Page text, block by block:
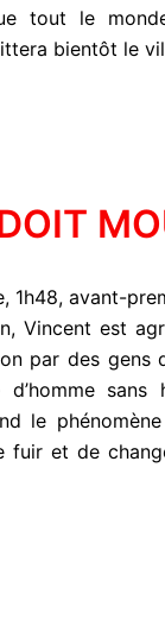
tout le
bientôt le
1h48, avant-
Vincent est
par des gens
sans
le phénomène
fuir et de